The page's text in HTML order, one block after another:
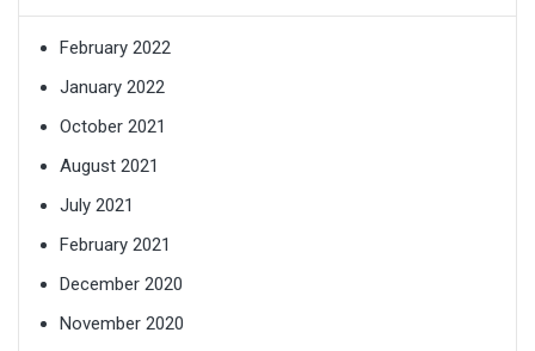
February 2022
January 2022
October 2021
August 2021
July 2021
February 2021
December 2020
November 2020